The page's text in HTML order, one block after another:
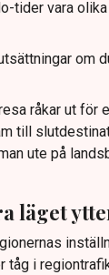
tider vara
om
råkar ut för
till
ute på
läget
tåg i